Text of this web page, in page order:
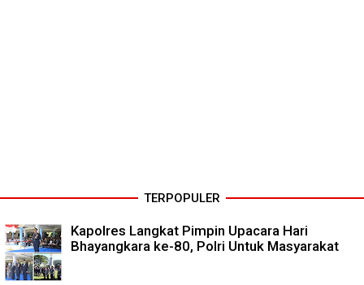
TERPOPULER
Kapolres Langkat Pimpin Upacara Hari
Bhayangkara ke-80, Polri Untuk Masyarakat